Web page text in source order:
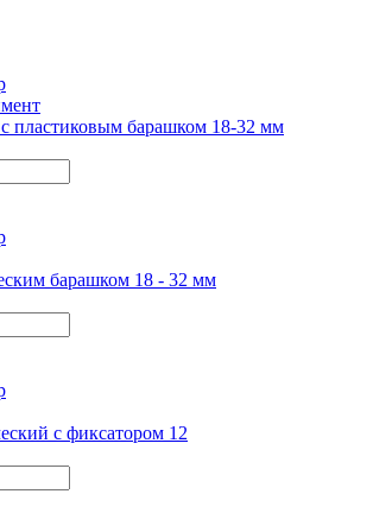
пластиковым барашком 18-32 мм
барашком 18 - 32 мм
с фиксатором 12